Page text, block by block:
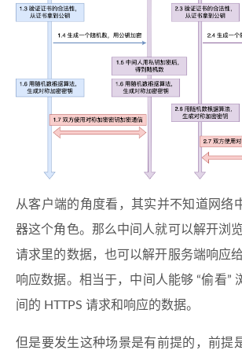
从客户端的角度看，其实并不知道网络
器这个角色。那么中间人就可以解开浏
请求里的数据，也可以解开服务端响应
响应数据。相当于，中间人能够 “偷看”
间的 HTTPS 请求和响应的数据。
但是要发生这种场景是有前提的，前提